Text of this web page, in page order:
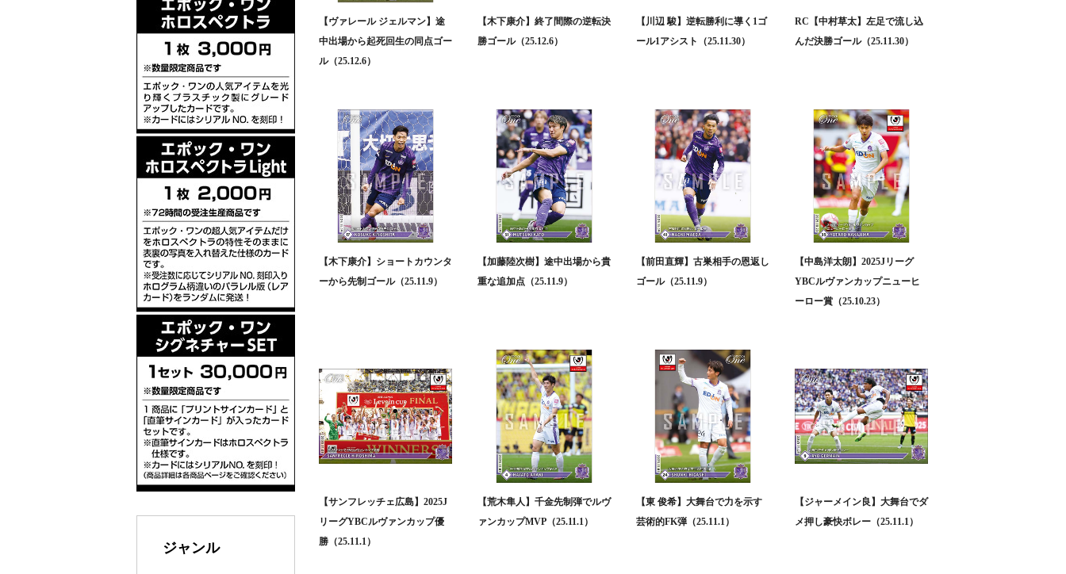
ジャンル
【ヴァレール ジェルマン】途
中出場から起死回生の同点ゴー
ル（25.12.6）
【木下康介】終了間際の逆転決
勝ゴール（25.12.6）
【川辺 駿】逆転勝利に導く1ゴ
ール1アシスト（25.11.30）
RC【中村草太】左足で流し込
んだ決勝ゴール（25.11.30）
【木下康介】ショートカウンタ
ーから先制ゴール（25.11.9）
【加藤陸次樹】途中出場から貴
重な追加点（25.11.9）
【前田直輝】古巣相手の恩返し
ゴール（25.11.9）
【中島洋太朗】2025Jリーグ
YBCルヴァンカップニューヒ
ーロー賞（25.10.23）
【サンフレッチェ広島】2025J
リーグYBCルヴァンカップ優
勝（25.11.1）
【荒木隼人】千金先制弾でルヴ
ァンカップMVP（25.11.1）
【東 俊希】大舞台で力を示す
芸術的FK弾（25.11.1）
【ジャーメイン良】大舞台でダ
メ押し豪快ボレー（25.11.1）